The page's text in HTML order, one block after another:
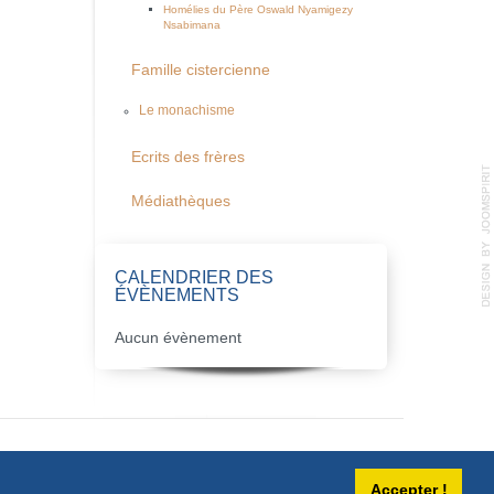
Accepter !
Homélies du Père Oswald Nyamigezy
Nsabimana
Famille cistercienne
Le monachisme
Ecrits des frères
Médiathèques
CALENDRIER DES
ÉVÈNEMENTS
Aucun évènement